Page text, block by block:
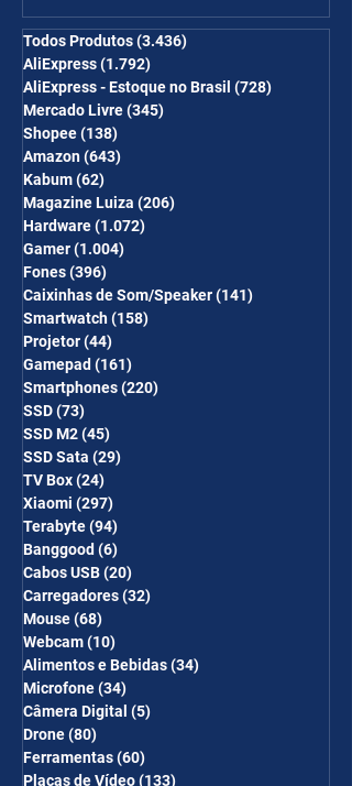
desc em 6 itens/R$25 de
desc em 10 itens) OS
CUPONS SÃO VÁLIDOS NO
COMBO
Todos Produtos(3.436)
AliExpress(1.792)
AliExpress - Estoque no Brasil (728)
Mercado Livre(345)
Shopee(138)
Amazon(643)
Kabum(62)
Magazine Luiza (206)
Hardware(1.072)
Gamer(1.004)
Fones(396)
Caixinhas de Som/Speaker(141)
Smartwatch(158)
Projetor(44)
Gamepad (161)
Smartphones(220)
SSD(73)
SSD M2(45)
SSD Sata (29)
TV Box(24)
Xiaomi (297)
Terabyte(94)
Banggood (6)
Cabos USB(20)
Carregadores(32)
Mouse(68)
Webcam(10)
Alimentos e Bebidas(34)
Microfone(34)
Câmera Digital (5)
Drone(80)
Ferramentas(60)
Placas de Vídeo(133)